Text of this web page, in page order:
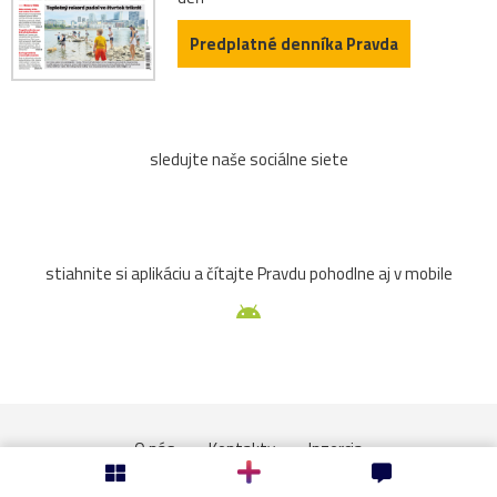
arichitektúra autobus Banská bašta
Beckov bedľa
dedina
had hodiny Horehronie
Predplatné denníka Pravda
sledujte naše sociálne siete
stiahnite si aplikáciu a čítajte Pravdu pohodlne aj v mobile
O nás Kontakty
Inzercia
Tlačený a predaný náklad denníka
Návštevnosť webu